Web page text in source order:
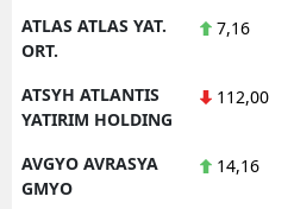
ATLAS ATLAS YAT.
ORT.
7,16
ATSYH ATLANTIS
YATIRIM HOLDING
112,00
AVGYO AVRASYA
GMYO
14,16